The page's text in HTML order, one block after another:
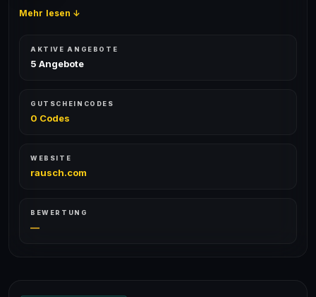
Mehr lesen ↓
AKTIVE ANGEBOTE
5 Angebote
GUTSCHEINCODES
0 Codes
WEBSITE
rausch.com
BEWERTUNG
—